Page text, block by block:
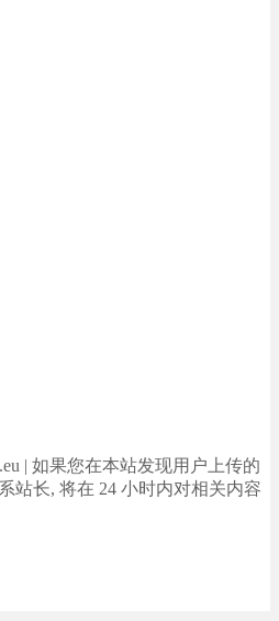
| 如果您在本站发现用户上传的
站长, 将在 24 小时内对相关内容